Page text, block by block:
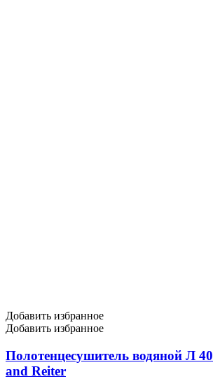
Добавить избранное
Добавить избранное
Полотенцесушитель водяной Л
and Reiter